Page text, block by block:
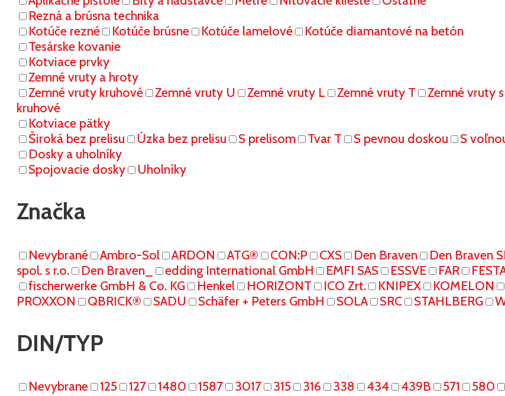
Rezná a brúsna technika
Kotúče rezné
Kotúče brúsne Kotúče lamelové
Kotúče diamantové na betón
Tesárske kovanie
Kotviace prvky
Zemné vruty a hroty
Zemné vruty kruhové
Zemné vruty U Zemné vruty L Zemné vruty T Zemné vruty
kruhové
Kotviace pätky
Široká bez prelisu
Úzka bez prelisu S prelisom Tvar T S pevnou doskou S
Dosky a uholníky
Spojovacie dosky
Uholníky
Značka
Nevybrané Ambro-Sol ARDON ATG® CON:P CXS Den Braven Den Braven
spol. s r.o.
Den Braven_ edding International GmbH EMFI SAS ESSVE FAR
fischerwerke GmbH & Co. KG
Henkel HORIZONT ICO Zrt. KNIPEX KOMELON
PROXXON
QBRICK® SADU Schäfer + Peters GmbH SOLA SRC STAHLBERG
DIN/TYP
Nevybrane 125 127 1480 1587 3017 315 316 338 434 439B 571 580